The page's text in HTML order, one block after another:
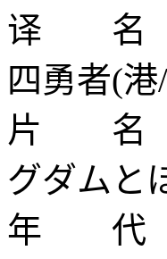
译 名 蜡
四勇者(
片 名 映
グダムと
年 代